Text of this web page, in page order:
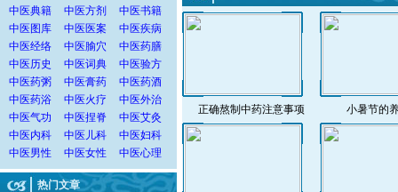
中医典籍
中医方剂
中医书籍
中医图库
中医医案
中医疾病
中医经络
中医腧穴
中医药膳
中医历史
中医词典
中医验方
中医药粥
中医膏药
中医药酒
中医药浴
中医火疗
中医外治
中医气功
中医捏脊
中医艾灸
中医内科
中医儿科
中医妇科
中医男性
中医女性 中医心理
热门文章
正确熬制中药注意事项 小暑节的